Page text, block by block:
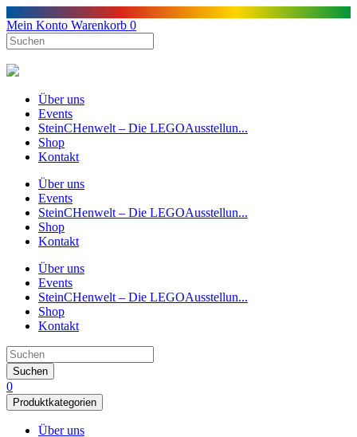
Mein Konto Warenkorb 0
Über uns
Events
SteinCHenwelt – Die LEGOAusstellun...
Shop
Kontakt
Über uns
Events
SteinCHenwelt – Die LEGOAusstellun...
Shop
Kontakt
Über uns
Events
SteinCHenwelt – Die LEGOAusstellun...
Shop
Kontakt
Suchen
0
Produktkategorien
Über uns